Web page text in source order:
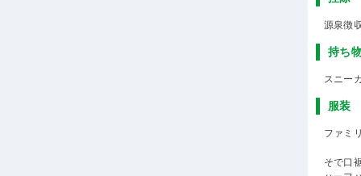
源泉徴
持ち
スニー
服装
ファミ
そで口